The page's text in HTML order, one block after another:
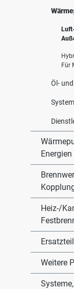
Für
Öl-
Energien
Heiz-/
Weitere